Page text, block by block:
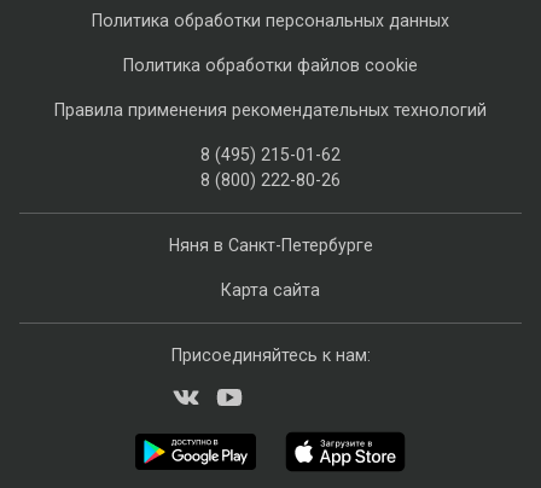
Няня в Санкт-Петербурге
Карта сайта
Политика обработки персональных данных
Политика обработки файлов cookie
Правила применения рекомендательных технологий
8 (495) 215-01-62
8 (800) 222-80-26
Присоединяйтесь к нам: